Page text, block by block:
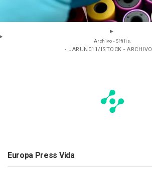
Archivo - Sífilis.
- JARUN011/ISTOCK - ARCHIVO
Europa Press Vida